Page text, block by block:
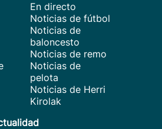
En directo
Noticias de fútbol
Noticias de
baloncesto
Noticias de remo
Noticias de
pelota
Noticias de Herri
Kirolak